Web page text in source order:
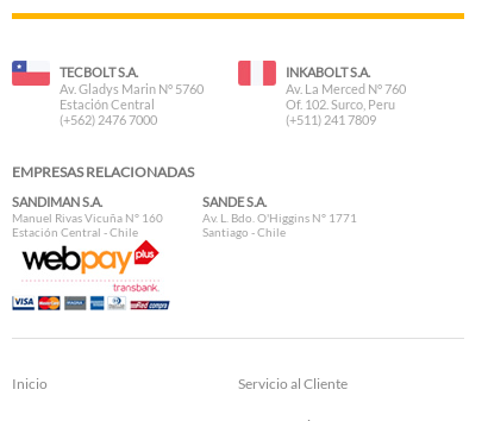
TECBOLT S.A.
Av. Gladys Marin N° 5760
Estación Central
(+562) 2476 7000
INKABOLT S.A.
Av. La Merced N° 760
Of. 102. Surco, Peru
(+511) 241 7809
EMPRESAS RELACIONADAS
SANDIMAN S.A.
Manuel Rivas Vicuña N° 160
Estación Central - Chile
SANDE S.A.
Av. L. Bdo. O'Higgins N° 1771
Santiago - Chile
Inicio Servicio al Cliente